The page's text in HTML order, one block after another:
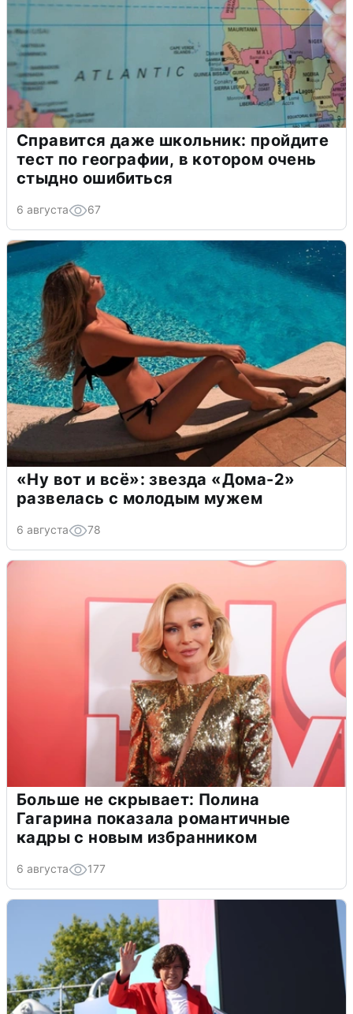
Справится даже школьник: пройдите
тест по географии, в котором очень
стыдно ошибиться
6 августа 67
«Ну вот и всё»: звезда «Дома-2»
развелась с молодым мужем
6 августа 78
Больше не скрывает: Полина
Гагарина показала романтичные
кадры с новым избранником
6 августа 177